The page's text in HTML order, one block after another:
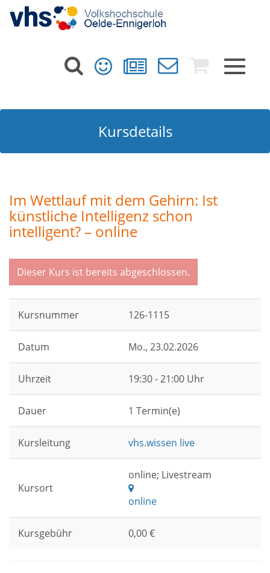
Toggle
Kursdetails
Im Wettlauf mit dem Gehirn: Ist
künstliche Intelligenz schon
intelligent? – online
Dieser Kurs ist bereits abgeschlossen.
Kursnummer 126-1115
Datum Mo., 23.02.2026
Uhrzeit 19:30 - 21:00 Uhr
Dauer 1 Termin(e)
Kursleitung vhs.wissen live
Kursort
online; Livestream
online
Kursgebühr 0,00 €